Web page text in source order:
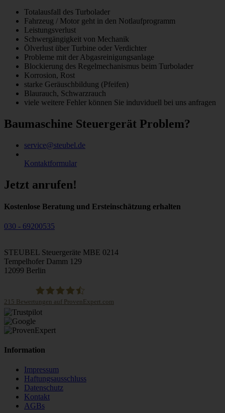
Totalausfall des Turbolader
Fahrzeug / Motor geht in den Notlaufprogramm
Leistungsverlust
Schwergängigkeit von Mechanik
Ölverlust über Turbine oder Verdichter
Probleme mit der Abgasreinigungsanlage
Blockierung des Regelmechanismus beim Turbolader
Korrosion, Rost
starke Geräuschbildung (Pfeifen)
Blaurauch, Schwarzrauch
viele weitere Fehler können Sie induviduell bei uns anfragen
Baumaschine Steuergerät Problem?
service@steubel.de
Kontaktformular
Jetzt anrufen!
Kostenlose Beratung und Ersteinschätzung erhalten
030 - 69200535
STEUBEL Steuergeräte MBE 0214
Tempelhofer Damm 129
12099 Berlin
STEUBEL Steuergeräte Annahme Filiale MBE 0214
215 Bewertungen auf ProvenExpert.com
Information
Impressum
Haftungsausschluss
Datenschutz
Kontakt
AGBs